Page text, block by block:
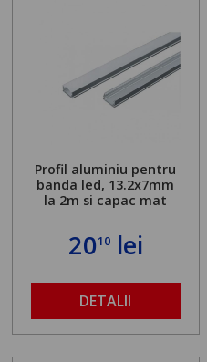
Profil aluminiu pentru
banda led, 13.2x7mm
la 2m si capac mat
2010lei
DETALII